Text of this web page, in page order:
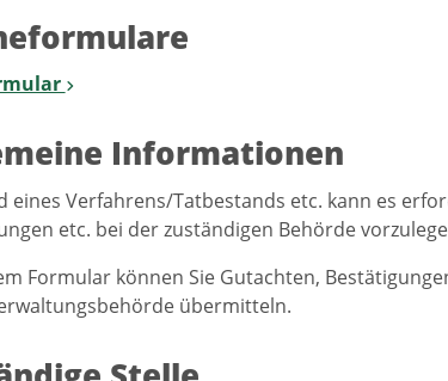
Informationen
eines Verfahrens/Tatbestands etc. kann es
etc. bei der zuständigen Behörde
Formular können Sie Gutachten,
übermitteln.